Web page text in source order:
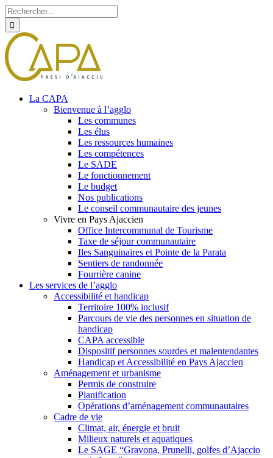
Rechercher
Skip
to
content
Facebook
Twitter
Instagram
La CAPA
Bienvenue à l’agglo
Les communes
Les élus
Les ressources humaines
Les compétences
Le SADE
Le fonctionnement
Le budget
Nos publications
Le conseil communautaire des jeunes
Vivre en Pays Ajaccien
Office Intercommunal de Tourisme
Taxe de séjour communautaire
Iles Sanguinaires et Pointe de la Parata
Sentiers de randonnée
Fourrière canine
Les services de l’agglo
Accessibilité et handicap
Territoire 100% inclusif
Parcours de vie des personnes en situation de
handicap
CAPA accessible
Dispositif personnes sourdes et malentendantes
Handicap et Accessibilité en Pays Ajaccien
Aménagement et urbanisme
Permis de construire
Planification
Opérations d’aménagement communautaires
Cadre de vie
Climat, air, énergie et bruit
Milieux naturels et aquatiques
Le SAGE “Gravona, Prunelli, golfes d’Ajaccio